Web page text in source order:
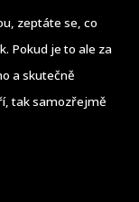
zeptáte se, co
Pokud je to ale za
a skutečně
tak samozřejmě